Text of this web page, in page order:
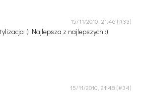
15/11/2010, 21:46
:) Najlepsza z najlepszych :)
15/11/2010, 21:48